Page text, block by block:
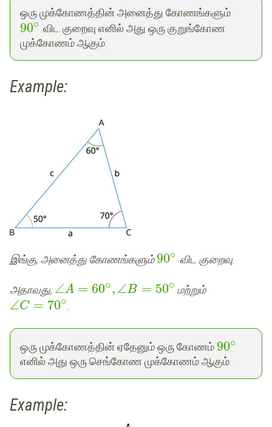
ஒரு முக்கோணத்தின் அனைத்து கோணங்களும்
90∘ விட குறைவு எனில் அது ஒரு குறுங்கோண
முக்கோணம் ஆகும்.
Example:
இங்கு, அனைத்து கோணங்களும்90∘ விட குறைவு.
அதாவது, ∠A = 60∘,∠B = 50∘ மற்றும்
∠C = 70∘
ஒரு முக்கோணத்தின் ஏதேனும் ஒரு கோணம் 90∘
எனில் அது ஒரு செங்கோண முக்கோணம் ஆகும்.
Example: